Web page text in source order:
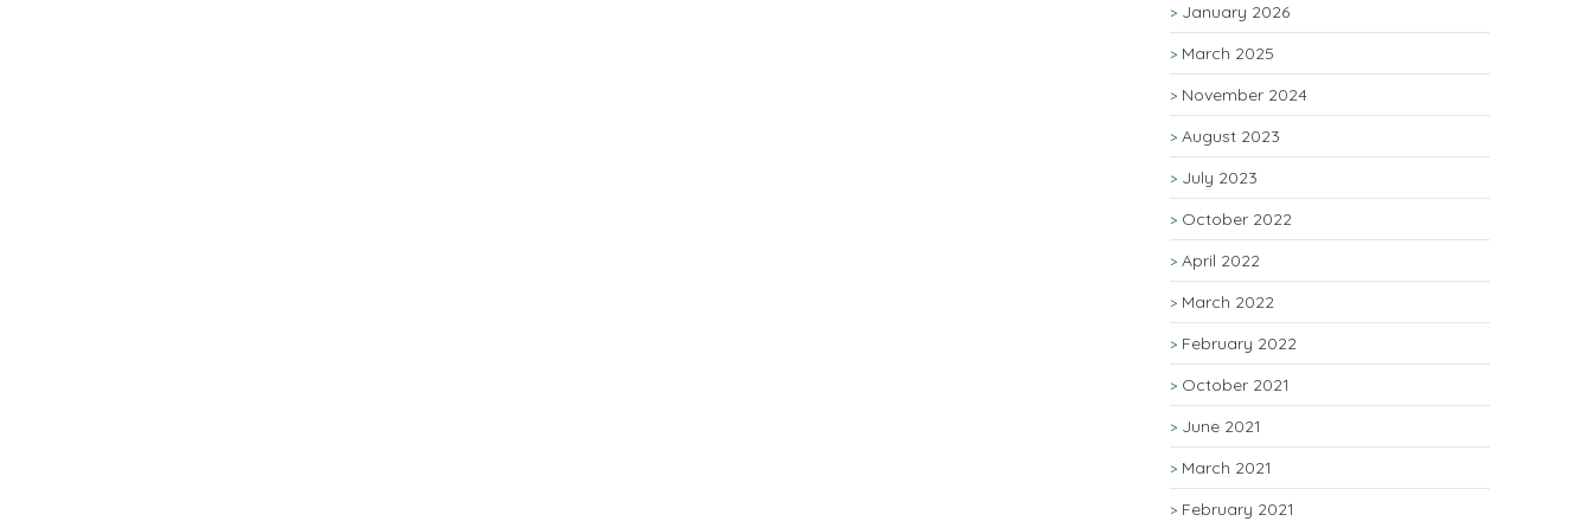
January 2026
March 2025
November 2024
August 2023
July 2023
October 2022
April 2022
March 2022
February 2022
October 2021
June 2021
March 2021
February 2021